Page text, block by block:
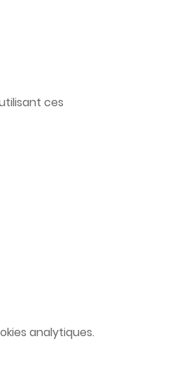
ces
analytiques.